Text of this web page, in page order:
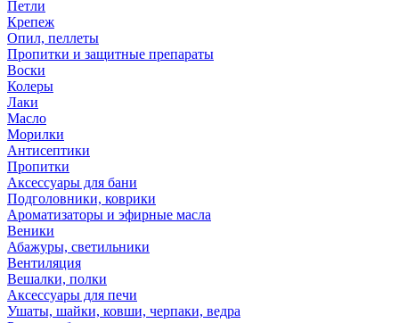
Петли
Крепеж
Опил, пеллеты
Пропитки и защитные препараты
Воски
Колеры
Лаки
Масло
Морилки
Антисептики
Пропитки
Аксессуары для бани
Подголовники, коврики
Ароматизаторы и эфирные масла
Веники
Абажуры, светильники
Вентиляция
Вешалки, полки
Аксессуары для печи
Ушаты, шайки, ковши, черпаки, ведра